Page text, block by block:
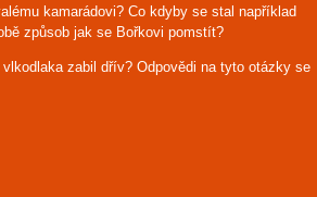
kamarádovi? Co kdyby se stal například
způsob jak se Bořkovi pomstít?
zabil dřív? Odpovědi na tyto otázky se